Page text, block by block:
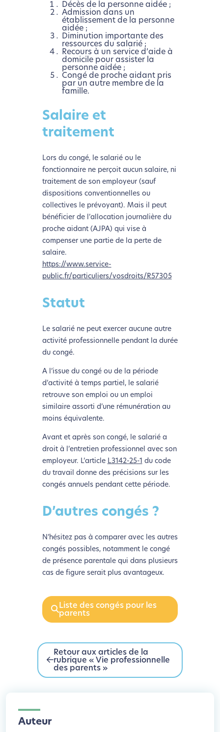
L’écoconception, ça vous
concerne aussi !
d’une démarche forte d’écoconception.
Si vous aussi vous souhaitez diminuer drastiquement
navigation, vous pouvezle parcourir dans son Mode
Eco. Celui-ci sollicitera très peu nos serveurs et vous
deviendrez ainsi un acteur majeur de
l’écoconception.
Merci pour votre contribution !
Activer le Mode Eco Annuler
Décès de la personne aidée ;
Admission dans un
établissement de la personne
aidée ;
Diminution importante des
ressources du salarié ;
Recours à un service d’aide à
domicile pour assister la
personne aidée ;
Congé de proche aidant pris
par un autre membre de la
famille.
Salaire et
traitement
Lors du congé, le salarié ou le
fonctionnaire ne perçoit aucun salaire, ni
traitement de son employeur (sauf
dispositions conventionnelles ou
collectives le prévoyant). Mais il peut
bénéficier de l’allocation journalière du
proche aidant (AJPA) qui vise à
compenser une partie de la perte de
salaire.
https://www.service-
public.fr/particuliers/vosdroits/R57305
Statut
Le salarié ne peut exercer aucune autre
activité professionnelle pendant la durée
du congé.
A l’issue du congé ou de la période
d’activité à temps partiel, le salarié
retrouve son emploi ou un emploi
similaire assorti d’une rémunération au
moins équivalente.
Avant et après son congé, le salarié a
droit à l’entretien professionnel avec son
employeur. L’article L3142-25-1 du code
du travail donne des précisions sur les
congés annuels pendant cette période.
D’autres congés ?
N’hésitez pas à comparer avec les autres
congés possibles, notamment le congé
de présence parentale qui dans plusieurs
cas de figure serait plus avantageux.
Liste des congés pour les
parents
Retour aux articles de la
rubrique « Vie professionnelle
des parents »
Auteur